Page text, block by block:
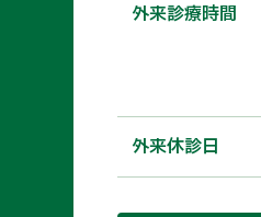
外来診療時間
外来休診日